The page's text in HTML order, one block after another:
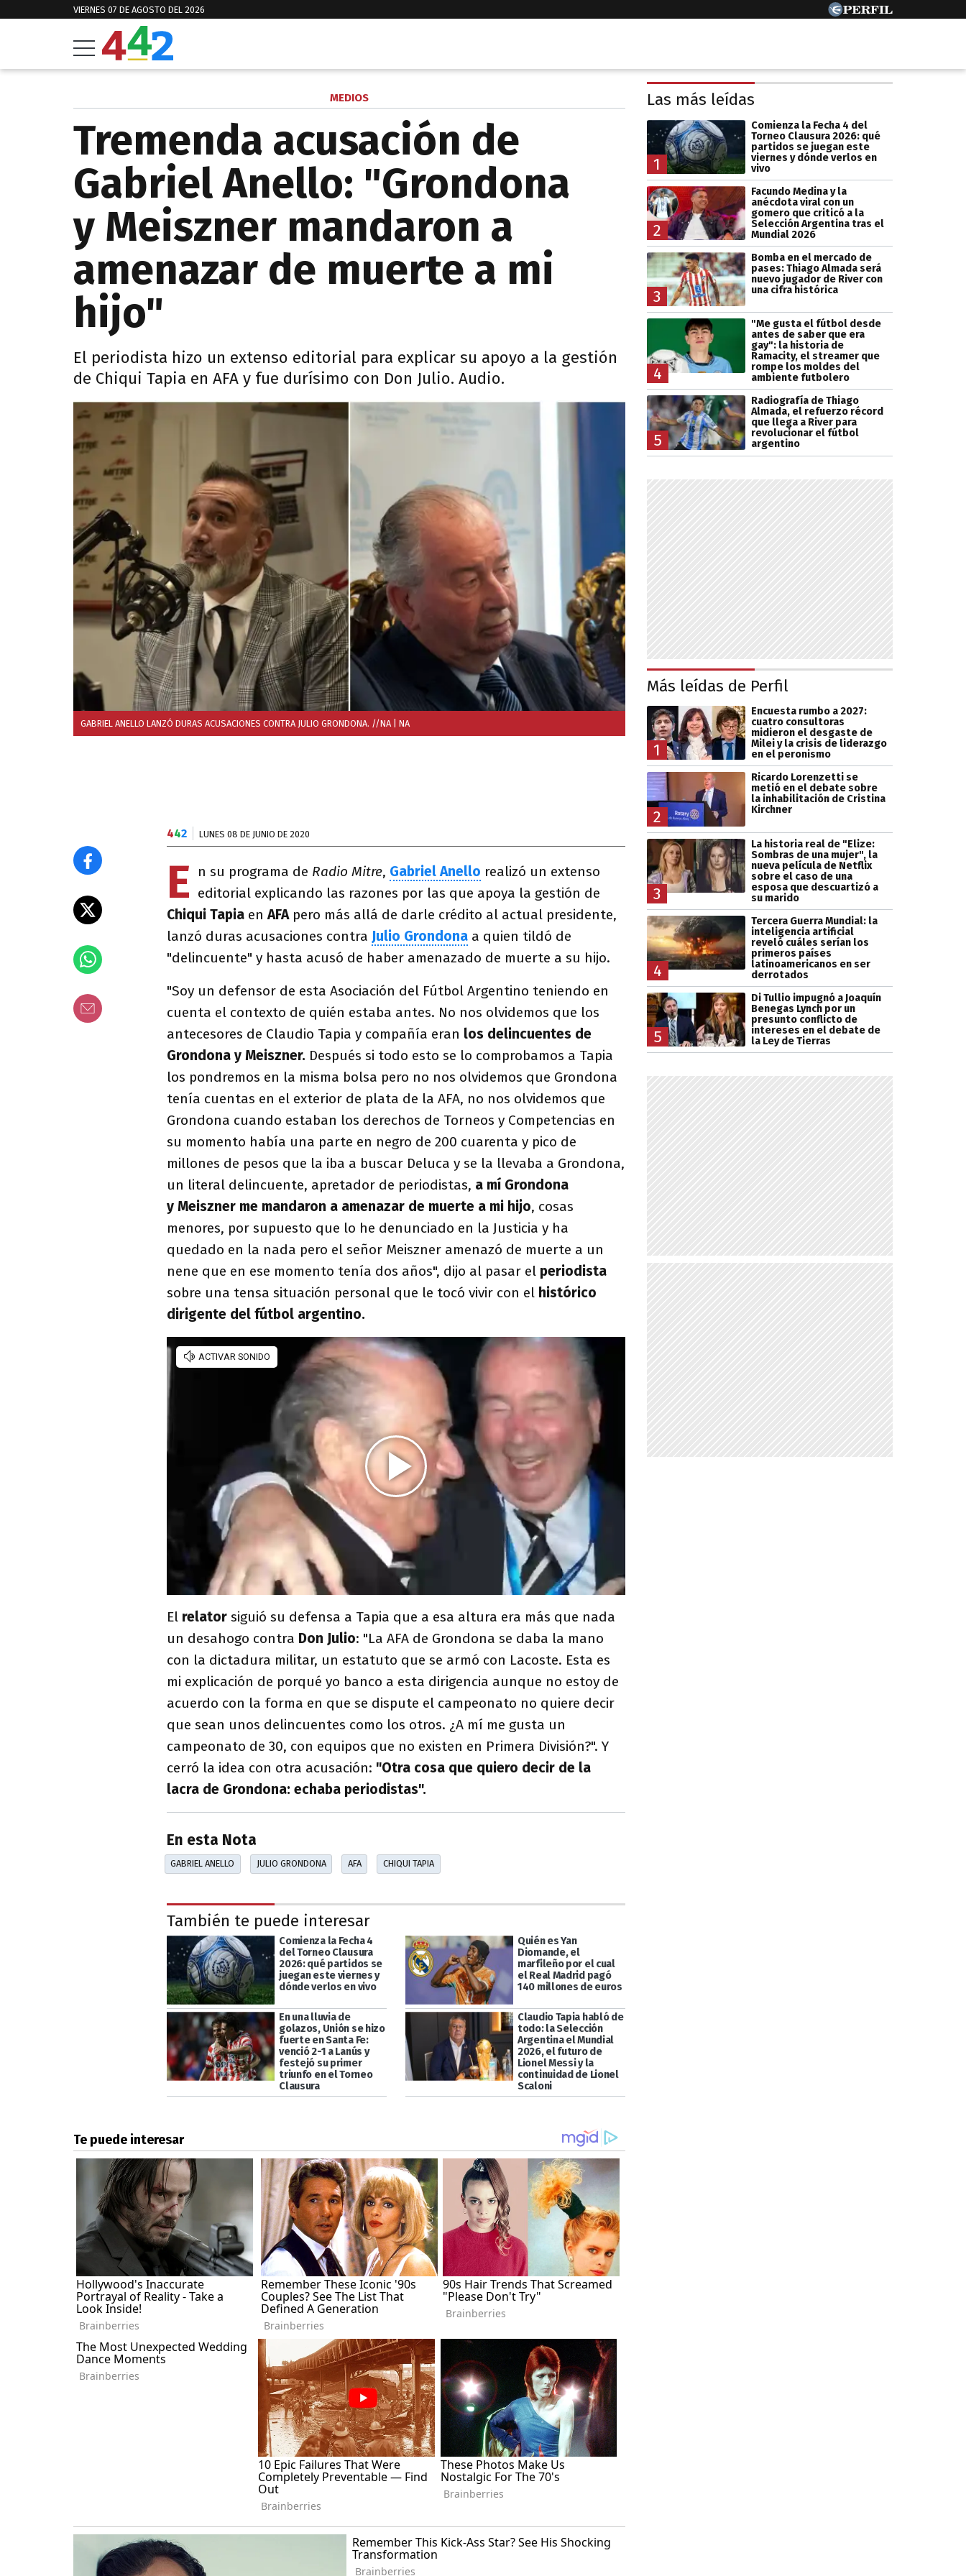
VIERNES 07 DE AGOSTO DEL 2026
MEDIOS
Tremenda acusación de
Gabriel Anello: "Grondona
y Meiszner mandaron a
amenazar de muerte a mi
hijo"
El periodista hizo un extenso editorial para explicar su apoyo a la gestión
de Chiqui Tapia en AFA y fue durísimo con Don Julio. Audio.
GABRIEL ANELLO LANZÓ DURAS ACUSACIONES CONTRA JULIO GRONDONA. //NA | NA
442 LUNES 08 DE JUNIO DE 2020
E n su programa de Radio Mitre, Gabriel Anello realizó un extenso
editorial explicando las razones por las que apoya la gestión de
Chiqui Tapia enAFApero más allá de darle crédito al actual presidente,
lanzó duras acusaciones contra Julio Grondona a quien tildó de
"delincuente" y hasta acusó de haber amenazado de muerte a su hijo.
"Soy un defensor de esta Asociación del Fútbol Argentino teniendo en
cuenta el contexto de quién estaba antes. No nos olvidemos que los
antecesores de Claudio Tapia y compañía eran los delincuentes de
Grondona y Meiszner. Después si todo esto se lo comprobamos a Tapia
los pondremos en la misma bolsa pero no nos olvidemos que Grondona
tenía cuentas en el exterior de plata de la AFA, no nos olvidemos que
Grondona cuando estaban los derechos de Torneos y Competencias en
su momento había una parte en negro de 200 cuarenta y pico de
millones de pesos que la iba a buscar Deluca y se la llevaba a Grondona,
un literal delincuente, apretador de periodistas, a mí Grondona
y Meiszner me mandaron a amenazar de muerte a mi hijo, cosas
menores, por supuesto que lo he denunciado en la Justicia y ha
quedado en la nada pero el señor Meiszner amenazó de muerte a un
nene que en ese momento tenía dos años", dijo al pasar el periodista
sobre una tensa situación personal que le tocó vivir con el histórico
dirigente del fútbol argentino.
El relator siguió su defensa a Tapia que a esa altura era más que nada
un desahogo contra Don Julio: "La AFA de Grondona se daba la mano
con la dictadura militar, un estatuto que se armó con Lacoste. Esta es
mi explicación de porqué yo banco a esta dirigencia aunque no estoy de
acuerdo con la forma en que se dispute el campeonato no quiere decir
que sean unos delincuentes como los otros. ¿A mí me gusta un
campeonato de 30, con equipos que no existen en Primera División?". Y
cerró la idea con otra acusación: "Otra cosa que quiero decir de la
lacra de Grondona: echaba periodistas".
En esta Nota
GABRIEL ANELLO JULIO GRONDONA AFA CHIQUI TAPIA
También te puede interesar
Comienza la Fecha 4
del Torneo Clausura
2026: qué partidos se
juegan este viernes y
dónde verlos en vivo
Quién es Yan
Diomande, el
marfileño por el cual
el Real Madrid pagó
140 millones de euros
En una lluvia de
golazos, Unión se hizo
fuerte en Santa Fe:
venció 2-1 a Lanús y
festejó su primer
triunfo en el Torneo
Clausura
Claudio Tapia habló de
todo: la Selección
Argentina el Mundial
2026, el futuro de
Lionel Messi y la
continuidad de Lionel
Scaloni
Las más leídas
1
Comienza la Fecha 4 del
Torneo Clausura 2026: qué
partidos se juegan este
viernes y dónde verlos en
vivo
2
Facundo Medina y la
anécdota viral con un
gomero que criticó a la
Selección Argentina tras el
Mundial 2026
3
Bomba en el mercado de
pases: Thiago Almada será
nuevo jugador de River con
una cifra histórica
4
"Me gusta el fútbol desde
antes de saber que era
gay": la historia de
Ramacity, el streamer que
rompe los moldes del
ambiente futbolero
5
Radiografía de Thiago
Almada, el refuerzo récord
que llega a River para
revolucionar el fútbol
argentino
Más leídas de Perfil
1
Encuesta rumbo a 2027:
cuatro consultoras
midieron el desgaste de
Milei y la crisis de liderazgo
en el peronismo
2
Ricardo Lorenzetti se
metió en el debate sobre
la inhabilitación de Cristina
Kirchner
3
La historia real de "Elize:
Sombras de una mujer", la
nueva película de Netflix
sobre el caso de una
esposa que descuartizó a
su marido
4
Tercera Guerra Mundial: la
inteligencia artificial
reveló cuáles serían los
primeros países
latinoamericanos en ser
derrotados
5
Di Tullio impugnó a Joaquín
Benegas Lynch por un
presunto conflicto de
intereses en el debate de
la Ley de Tierras